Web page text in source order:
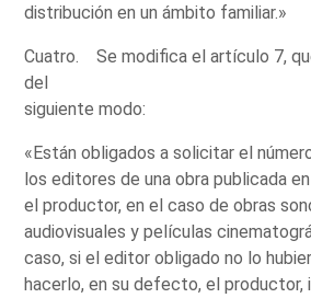
distribución en un ámbito familiar.»
Cuatro. Se modifica el artículo 7,
del
siguiente modo:
«Están obligados a solicitar el
los editores de una obra publicada
el productor, en el caso de obras
audiovisuales y películas
caso, si el editor obligado no lo
hacerlo, en su defecto, el productor,